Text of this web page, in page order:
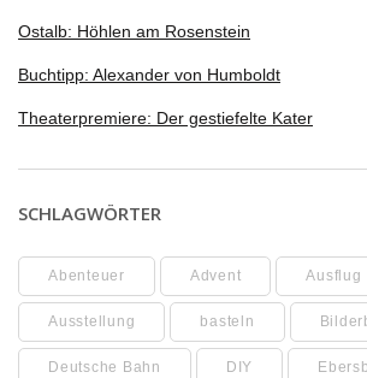
Ostalb: Höhlen am Rosenstein
Buchtipp: Alexander von Humboldt
Theaterpremiere: Der gestiefelte Kater
SCHLAGWÖRTER
Abenteuer Advent Ausflug
Ausstellung basteln
Deutsche Bahn DIY